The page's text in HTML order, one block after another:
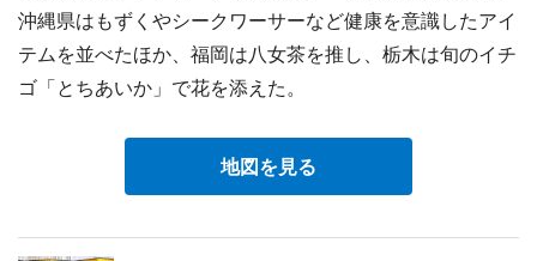
沖縄県はもずくやシークワーサーなど健康を意識したアイ
テムを並べたほか、福岡は八女茶を推し、栃木は旬のイチ
ゴ「とちあいか」で花を添えた。
地図を見る